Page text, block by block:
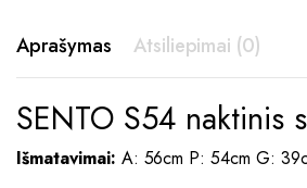
Aprašymas Atsiliepimai (0)
SENTO S54 naktinis
Išmatavimai: A: 56cm P: 54cm G: